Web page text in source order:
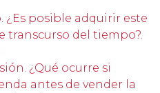
¿Es posible adquirir este
transcurso del tiempo?.
¿Qué ocurre si
antes de vender la